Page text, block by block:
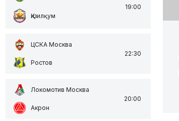
Қизилқум
19:00
ЦСКА Москва
Ростов
22:30
Локомотив Москва
Акрон
20:00